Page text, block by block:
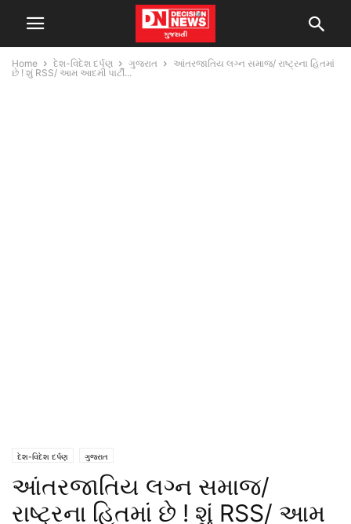
Home દેશ-વિદેશ દર્પણ ગુજરાત
આંતરજાતિય લગ્ન સમાજ/ રાષ્ટ્રના હિતમાં
છે ! શું RSS/ આમ આદમી પાર્ટી...
દેશ-વિદેશ દર્પણ ગુજરાત
આંતરજાતિય લગ્ન સમાજ/
રાષ્ટ્રના હિતમાં છે ! શું RSS/ આમ